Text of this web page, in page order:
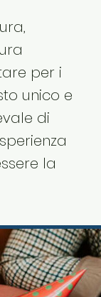
per i
unico e
di
la